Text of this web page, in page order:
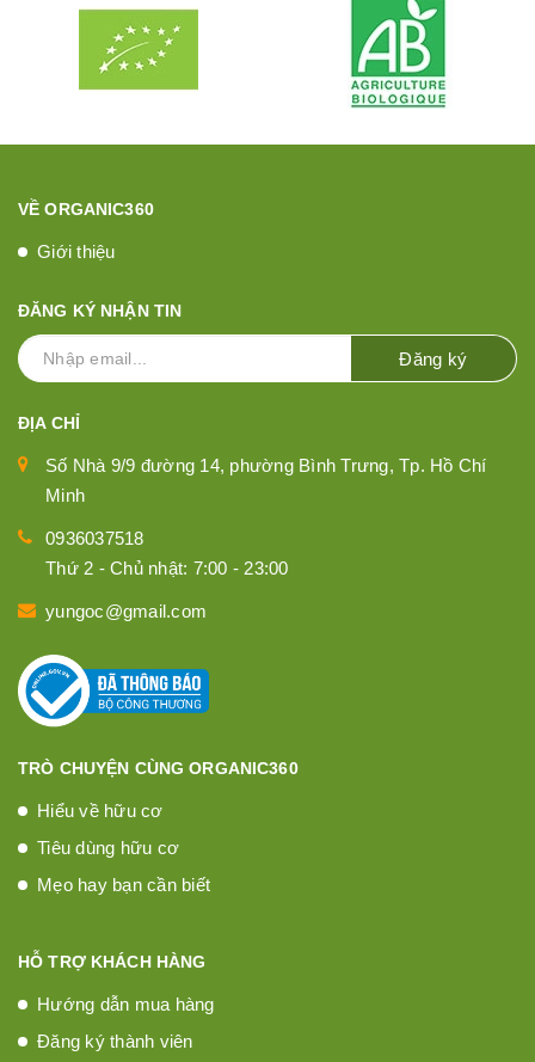
VỀ ORGANIC360
Giới thiệu
ĐĂNG KÝ NHẬN TIN
Đăng ký
ĐỊA CHỈ
Số Nhà 9/9 đường 14, phường Bình Trưng, Tp. Hồ Chí
Minh
0936037518
Thứ 2 - Chủ nhật: 7:00 - 23:00
yungoc@gmail.com
TRÒ CHUYỆN CÙNG ORGANIC360
Hiểu về hữu cơ
Tiêu dùng hữu cơ
Mẹo hay bạn cần biết
HỖ TRỢ KHÁCH HÀNG
Hướng dẫn mua hàng
Đăng ký thành viên